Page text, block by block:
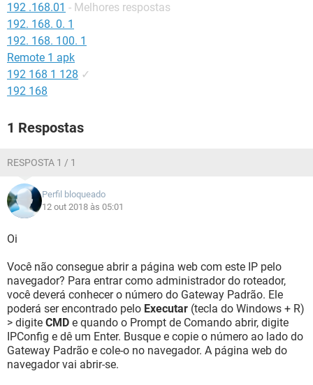
192 .168.01 - Melhores respostas
192. 168. 0. 1
192. 168. 100. 1
Remote 1 apk
192 168 1 128 ✓
192 168
1 Respostas
RESPOSTA 1 / 1
Perfil bloqueado
12 out 2018 às 05:01
Oi
Você não consegue abrir a página web com este IP pelo
navegador? Para entrar como administrador do roteador,
você deverá conhecer o número do Gateway Padrão. Ele
poderá ser encontrado pelo Executar (tecla do Windows + R)
> digite CMD e quando o Prompt de Comando abrir, digite
IPConfig e dê um Enter. Busque e copie o número ao lado do
Gateway Padrão e cole-o no navegador. A página web do
navegador vai abrir-se.